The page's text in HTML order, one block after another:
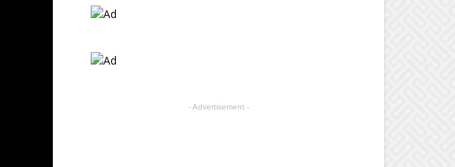
- Advertisement -